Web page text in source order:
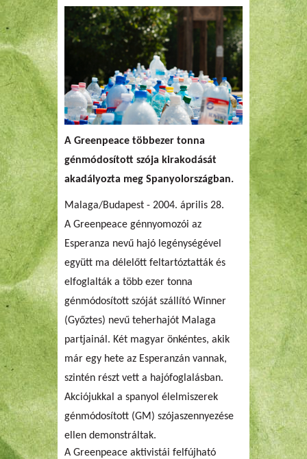
A Greenpeace többezer tonna
génmódosított szója kirakodását
akadályozta meg Spanyolországban.
Malaga/Budapest - 2004. április 28.
A Greenpeace génnyomozói az
Esperanza nevű hajó legénységével
együtt ma délelőtt feltartóztatták és
elfoglalták a több ezer tonna
génmódosított szóját szállító Winner
(Győztes) nevű teherhajót Malaga
partjainál. Két magyar önkéntes, akik
már egy hete az Esperanzán vannak,
szintén részt vett a hajófoglalásban.
Akciójukkal a spanyol élelmiszerek
génmódosított (GM) szójaszennyezése
ellen demonstráltak.
A Greenpeace aktivistái felfújható